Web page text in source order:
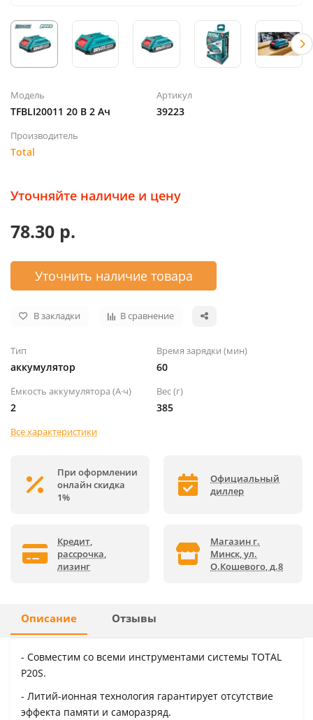
Модель
TFBLI20011 20 В 2 Ач
Артикул
39223
Производитель
Total
Уточняйте наличие и цену
78.30 р.
Уточнить наличие товара
В закладки В сравнение
Тип
аккумулятор
Время зарядки (мин)
60
Ёмкость аккумулятора (А·ч)
2
Вес (г)
385
Все характеристики
При оформлении
онлайн скидка
1%
Официальный
диллер
Кредит,
рассрочка,
лизинг
Магазин г.
Минск, ул.
О.Кошевого, д.8
Описание Отзывы
- Совместим со всеми инструментами системы TOTAL
P20S.
- Литий-ионная технология гарантирует отсутствие
эффекта памяти и саморазряд.